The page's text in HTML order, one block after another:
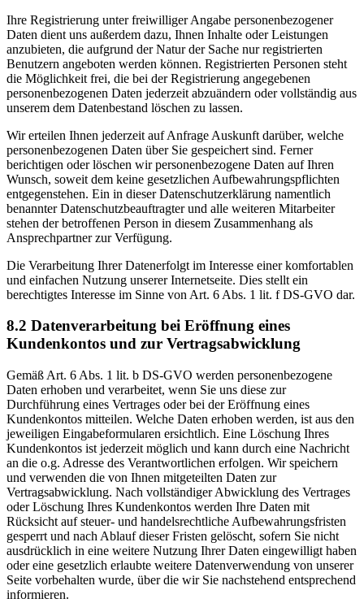
Ihre Registrierung unter freiwilliger Angabe personenbezogener
Daten dient uns außerdem dazu, Ihnen Inhalte oder Leistungen
anzubieten, die aufgrund der Natur der Sache nur registrierten
Benutzern angeboten werden können. Registrierten Personen steht
die Möglichkeit frei, die bei der Registrierung angegebenen
personenbezogenen Daten jederzeit abzuändern oder vollständig aus
unserem dem Datenbestand löschen zu lassen.
Wir erteilen Ihnen jederzeit auf Anfrage Auskunft darüber, welche
personenbezogenen Daten über Sie gespeichert sind. Ferner
berichtigen oder löschen wir personenbezogene Daten auf Ihren
Wunsch, soweit dem keine gesetzlichen Aufbewahrungspflichten
entgegenstehen. Ein in dieser Datenschutzerklärung namentlich
benannter Datenschutzbeauftragter und alle weiteren Mitarbeiter
stehen der betroffenen Person in diesem Zusammenhang als
Ansprechpartner zur Verfügung.
Die Verarbeitung Ihrer Datenerfolgt im Interesse einer komfortablen
und einfachen Nutzung unserer Internetseite. Dies stellt ein
berechtigtes Interesse im Sinne von Art. 6 Abs. 1 lit. f DS-GVO dar.
8.2 Datenverarbeitung bei Eröffnung eines
Kundenkontos und zur Vertragsabwicklung
Gemäß Art. 6 Abs. 1 lit. b DS-GVO werden personenbezogene
Daten erhoben und verarbeitet, wenn Sie uns diese zur
Durchführung eines Vertrages oder bei der Eröffnung eines
Kundenkontos mitteilen. Welche Daten erhoben werden, ist aus den
jeweiligen Eingabeformularen ersichtlich. Eine Löschung Ihres
Kundenkontos ist jederzeit möglich und kann durch eine Nachricht
an die o.g. Adresse des Verantwortlichen erfolgen. Wir speichern
und verwenden die von Ihnen mitgeteilten Daten zur
Vertragsabwicklung. Nach vollständiger Abwicklung des Vertrages
oder Löschung Ihres Kundenkontos werden Ihre Daten mit
Rücksicht auf steuer- und handelsrechtliche Aufbewahrungsfristen
gesperrt und nach Ablauf dieser Fristen gelöscht, sofern Sie nicht
ausdrücklich in eine weitere Nutzung Ihrer Daten eingewilligt haben
oder eine gesetzlich erlaubte weitere Datenverwendung von unserer
Seite vorbehalten wurde, über die wir Sie nachstehend entsprechend
informieren.